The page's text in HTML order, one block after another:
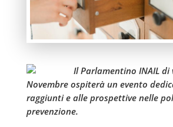
Il Parlamentino INAIL di
Novembre ospiterà un evento
raggiunti e alle prospettive nelle
prevenzione.